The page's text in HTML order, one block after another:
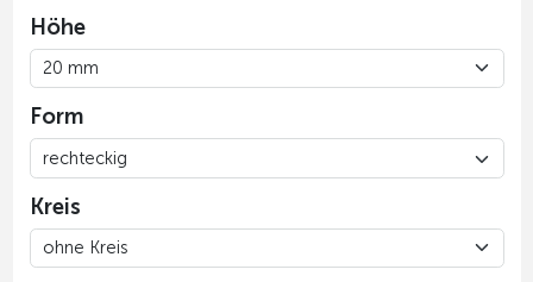
Höhe
Form
Kreis